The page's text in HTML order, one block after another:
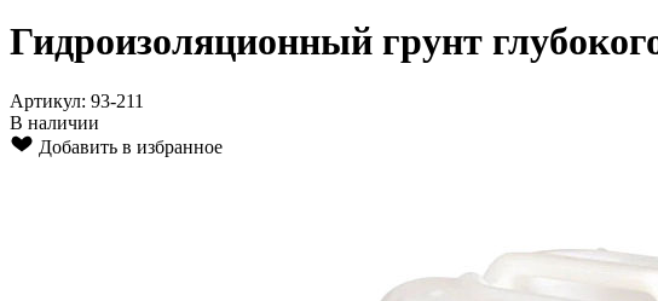
Гидроизоляционный грунт
Артикул: 93-211
В наличии
Добавить в избранное